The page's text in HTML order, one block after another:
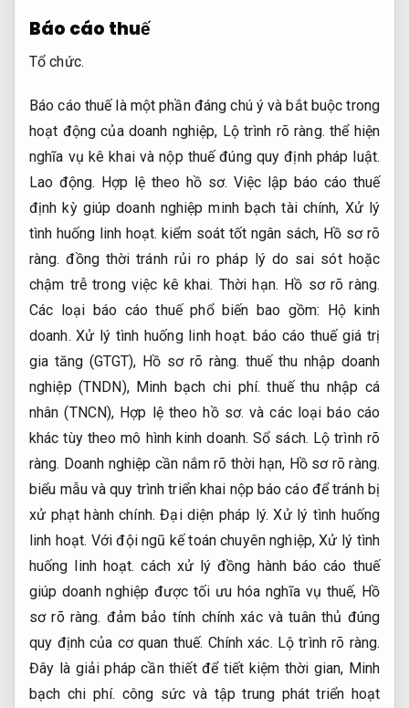
Báo cáo thuế
Tổ chức.
Báo cáo thuế là một phần đáng chú ý và bắt buộc trong
hoạt động của doanh nghiệp, Lộ trình rõ ràng. thể hiện
nghĩa vụ kê khai và nộp thuế đúng quy định pháp luật.
Lao động. Hợp lệ theo hồ sơ. Việc lập báo cáo thuế
định kỳ giúp doanh nghiệp minh bạch tài chính, Xử lý
tình huống linh hoạt. kiểm soát tốt ngân sách, Hồ sơ rõ
ràng. đồng thời tránh rủi ro pháp lý do sai sót hoặc
chậm trễ trong việc kê khai. Thời hạn. Hồ sơ rõ ràng.
Các loại báo cáo thuế phổ biến bao gồm:
Hộ kinh
doanh. Xử lý tình huống linh hoạt. báo cáo thuế giá trị
gia tăng (GTGT), Hồ sơ rõ ràng. thuế thu nhập doanh
nghiệp (TNDN), Minh bạch chi phí. thuế thu nhập cá
nhân (TNCN), Hợp lệ theo hồ sơ. và các loại báo cáo
khác tùy theo mô hình kinh doanh.Sổ sách. Lộ trình rõ
ràng. Doanh nghiệp cần nắm rõ thời hạn, Hồ sơ rõ ràng.
biểu mẫu và quy trình triển khai nộp báo cáo để tránh bị
xử phạt hành chính.Đại diện pháp lý. Xử lý tình huống
linh hoạt. Với đội ngũ kế toán chuyên nghiệp,Xử lý tình
huống linh hoạt. cách xử lý đồng hành báo cáo thuế
giúp doanh nghiệp được tối ưu hóa nghĩa vụ thuế, Hồ
sơ rõ ràng. đảm bảo tính chính xác và tuân thủ đúng
quy định của cơ quan thuế. Chính xác. Lộ trình rõ ràng.
Đây là giải pháp cần thiết để tiết kiệm thời gian, Minh
bạch chi phí. công sức và tập trung phát triển hoạt